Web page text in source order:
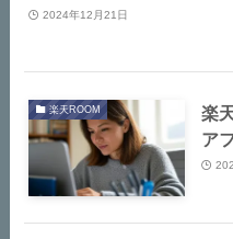
2024年12月21日
楽天ROOM
楽
ア